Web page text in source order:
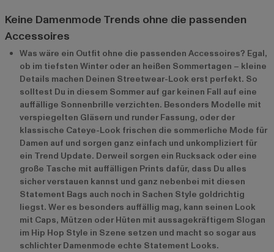
Keine Damenmode Trends ohne die passenden
Accessoires
Was wäre ein Outfit ohne die passenden Accessoires? Egal,
ob im tiefsten Winter oder an heißen Sommertagen – kleine
Details machen Deinen Streetwear-Look erst perfekt. So
solltest Du in diesem Sommer auf gar keinen Fall auf eine
auffällige Sonnenbrille verzichten. Besonders Modelle mit
verspiegelten Gläsern und runder Fassung, oder der
klassische Cateye-Look frischen die sommerliche Mode für
Damen auf und sorgen ganz einfach und unkompliziert für
ein Trend Update. Derweil sorgen ein Rucksack oder eine
große Tasche mit auffälligen Prints dafür, dass Du alles
sicher verstauen kannst und ganz nebenbei mit diesen
Statement Bags auch noch in Sachen Style goldrichtig
liegst. Wer es besonders auffällig mag, kann seinen Look
mit Caps, Mützen oder Hüten mit aussagekräftigem Slogan
im Hip Hop Style in Szene setzen und macht so sogar aus
schlichter Damenmode echte Statement Looks.